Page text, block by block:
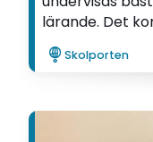
lärande. Det
Peter Djerv
gymnasium
väckte
Skolporten